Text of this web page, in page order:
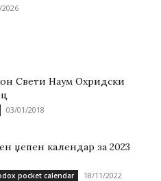
Свети Наум Охридски
03/01/2018
џепен календар за 2023
pocket calendar 18/11/2022